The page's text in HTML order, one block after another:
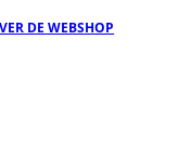
DE WEBSHOP